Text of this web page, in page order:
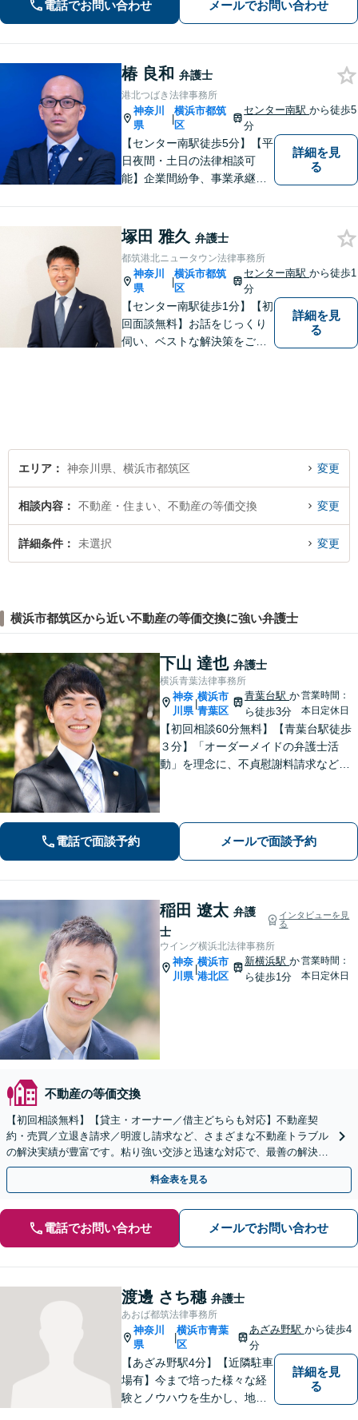
電話でお問い合わせ メールでお問い合わせ
椿 良和 弁護士
港北つばき法律事務所
神奈川
県
|
横浜市都筑
区
センター南駅から徒歩5
分
【センター南駅徒歩5分】【平
日夜間・土日の法律相談可
能】企業間紛争、事業承継・
中傷・プライバシー・著作権
被害、いじめ、離婚・相続、
不動産に関わる紛争その他の
個人法務まで幅広い分野の対
応が可能です。
詳細を見
る
塚田 雅久 弁護士
都筑港北ニュータウン法律事務所
神奈川
県
|
横浜市都筑
区
センター南駅から徒歩1
分
【センター南駅徒歩1分】【初
回面談無料】お話をじっくり
伺い、ベストな解決策をご一
気軽にご相談頂ければと思い
ます。
詳細を見
る
エリア 神奈川県、横浜市都筑区 変更
相談内容 不動産・住まい、不動産の等価交換 変更
詳細条件 未選択 変更
横浜市都筑区から近い不動産の等価交換に強い弁護士
下山 達也 弁護士
横浜青葉法律事務所
神奈
川県
横浜市
青葉区
青葉台駅か
ら徒歩3分
営業時間：
本日定休日
【初回相談60分無料】【青葉台駅徒歩
３分】「オーダーメイドの弁護士活
動」を理念に、不貞慰謝料請求などの
債務整理は何度でも相談無料【夜間・
土日相談可】
電話で面談予約 メールで面談予約
稲田 遼太 弁護
士
インタビューを見
る
ウイング横浜北法律事務所
神奈
川県
横浜市
港北区
新横浜駅か
ら徒歩1分
営業時間：
本日定休日
不動産の等価交換
【初回相談無料】【貸主・オーナー／借主どちらも対応】不動産契
約・売買／立退き請求／明渡し請求など、さまざまな不動産トラブル
の解決実績が豊富です。粘り強い交渉と迅速な対応で、最善の解決を
目指します【新横浜駅1分】【Web・電話相談可】
料金表を見る
電話でお問い合わせ メールでお問い合わせ
渡邊 さち穗 弁護士
あおば都筑法律事務所
神奈川
県
横浜市青葉
区
あざみ野駅 から徒歩4
分
【あざみ野駅4分】【近隣駐車
場有】今まで培った様々な経
験とノウハウを生かし、地域
詳細を見
る